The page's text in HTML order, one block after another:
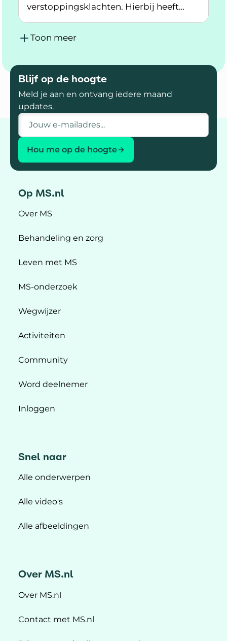
verstoppingsklachten. Hierbij heeft
iemand harde ontlasting en is poepen
moeilijk.
Lees meer over Verstoppingsklachten
Toon meer
Blijf op de hoogte
Meld je aan en ontvang iedere maand
updates.
E-mailadres
Hou me op de hoogte
Op MS.nl
Over MS
Behandeling en zorg
Leven met MS
MS-onderzoek
Wegwijzer
Activiteiten
Community
Word deelnemer
Inloggen
Snel naar
Alle onderwerpen
Alle video's
Alle afbeeldingen
Over MS.nl
Over MS.nl
Contact met MS.nl